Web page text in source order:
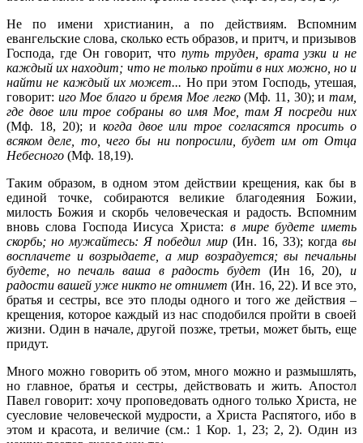
Не по имени христианин, а по действиям. Вспомним
евангельские слова, сколько есть образов, и притч, и призывов
Господа, где Он говорит, что путь труден, врата узки и не
каждый их находит; что не только пройти в них можно, но и
найти не каждый их может... Но при этом Господь, утешая,
говорит: иго Мое благо и бремя Мое легко(Мф. 11, 30); и там,
где двое или трое собраны во имя Мое, там Я посреди них
(Мф. 18, 20); и когда двое или трое согласятся просить о
всяком деле, то, чего бы ни попросили, будет им от Отца
Небесного (Мф. 18,19).
Таким образом, в одном этом действии крещения, как бы в
единой точке, собираются великие благодеяния Божии,
милость Божия и скорбь человеческая и радость. Вспомним
вновь слова Господа Иисуса Христа: в мире будете иметь
скорбь; но мужайтесь: Я победил мир(Ин. 16, 33); когда вы
восплачете и возрыдаете, а мир возрадуется; вы печальны
будете, но печаль ваша в радость будет (Ин 16, 20),и
радости вашей уже никто не отнимет (Ин. 16, 22). И все это,
братья и сестры, все это плоды одного и того же действия –
крещения, которое каждый из нас сподобился пройти в своей
жизни. Один в начале, другой позже, третьи, может быть, еще
придут.
Много можно говорить об этом, много можно и размышлять,
но главное, братья и сестры, действовать и жить. Апостол
Павел говорит: хочу проповедовать одного только Христа, не
суесловие человеческой мудрости, а Христа Распятого, ибо в
этом и красота, и величие (см.: 1 Кор. 1, 23; 2, 2). Один из